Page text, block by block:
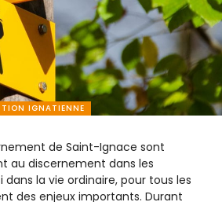
IGNATIENNE
de Saint-Ignace sont
au discernement dans les
dans la vie ordinaire, pour tous les
des enjeux importants. Durant